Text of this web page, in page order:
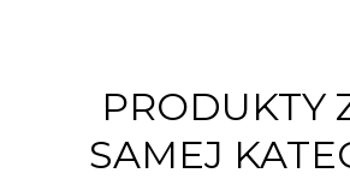
PRODUKTY
SAMEJ